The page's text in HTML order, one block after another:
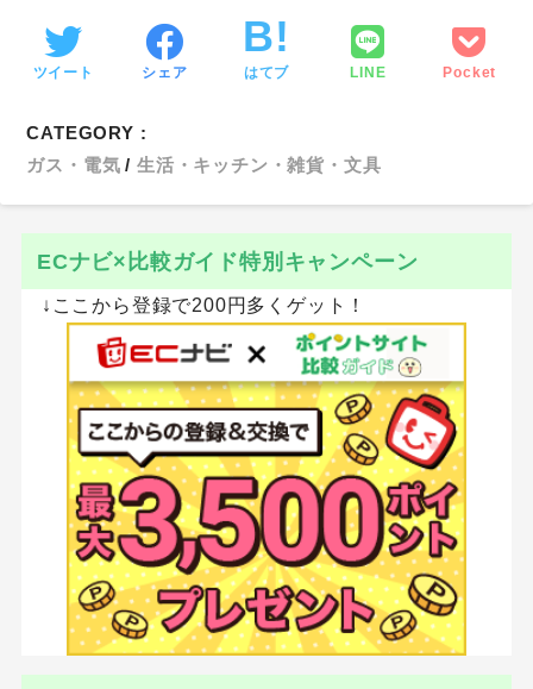
ツイート シェア はてブ LINE Pocket
CATEGORY :
ガス・電気
生活・キッチン・雑貨・文具
ECナビ×比較ガイド特別キャンペーン
↓ここから登録で200円多くゲット！